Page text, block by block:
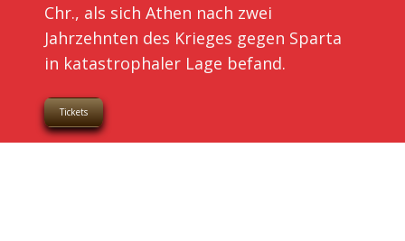
Chr., als sich Athen nach zwei
Jahrzehnten des Krieges gegen Sparta
in katastrophaler Lage befand.
Tickets